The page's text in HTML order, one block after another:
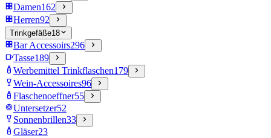
Damen162
Herren92
Trinkgefäße18
Bar Accessoirs296
Tasse189
Werbemittel Trinkflaschen179
Wein-Accessoires96
Flaschenoeffner55
Untersetzer52
Sonnenbrillen33
Gläser23